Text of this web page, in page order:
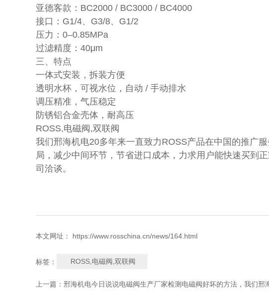
亚德客款：BC2000 / BC3000 / BC4000
接口：G1/4、G3/8、G1/2
压力：0–0.85MPa
过滤精度：40μm
三、特点
一体式安装，拆装方便
透明水杯，可视水位，自动 / 手动排水
调压精准，气压稳定
防锈铝合金壳体，耐高压
ROSS,电磁阀,双联阀
我们邢海机电20多年来一直致力ROSS产品在中国的推广
局，减少中间环节，节省进口成本，力求用户能快速买到
司洽谈。
本文网址： https://www.rosschina.cn/news/164.html
标签： ROSS,电磁阀,双联阀
上一篇： 邢海机电今日说说电磁阀生产厂家检测电磁阀好坏的方法，我们邢